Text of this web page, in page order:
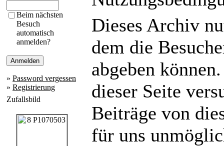
Beim nächsten
Besuch
automatisch
anmelden?
» Password vergessen
» Registrierung
Zufallsbild
Dieses Archiv
dem die
abgeben
dieser Seite
Beiträge von
für uns